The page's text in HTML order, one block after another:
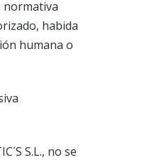
normativa
habida
humana o
S.L., no se